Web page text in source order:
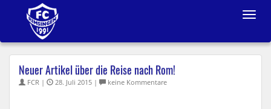
Toggle
Neuer Artikel über die Reise nach Rom!
FCR | 28. Juli 2015 | keine Kommentare